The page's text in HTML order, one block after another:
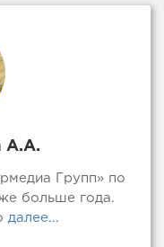
А.А.
Групп» по
больше года.
далее...